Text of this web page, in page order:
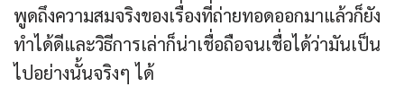
พูดถึงความสมจริงของเรื่องที่ถ่ายทอดออกมาแล้วก็ยัง
ทำได้ดีและวิธีการเล่าก็น่าเชื่อถือจนเชื่อได้ว่ามันเป็น
ไปอย่างนั้นจริงๆ ได้